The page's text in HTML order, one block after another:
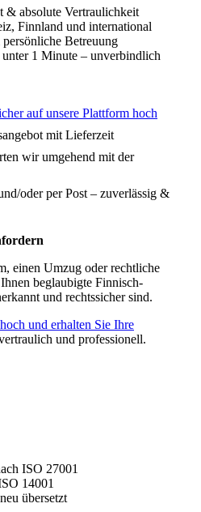
& absolute Vertraulichkeit
Finnland und international
Betreuung
1 Minute – unverbindlich
auf unsere Plattform hoch
mit Lieferzeit
wir umgehend mit der
oder per Post – zuverlässig &
einen Umzug oder rechtliche
beglaubigte Finnisch-
und rechtssicher sind.
und erhalten Sie Ihre
und professionell.
ISO 27001
14001
übersetzt